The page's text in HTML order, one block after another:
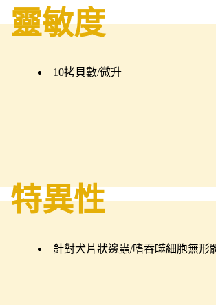
靈敏度
10拷貝數/微升
特異性
針對犬片狀邊蟲/嗜吞噬細胞無形